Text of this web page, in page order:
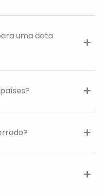
uma data